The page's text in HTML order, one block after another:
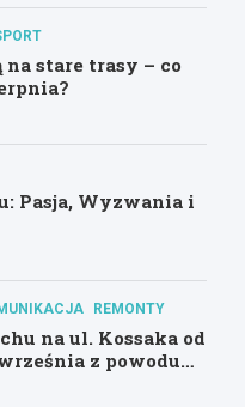
stare trasy – co
Pasja, Wyzwania i
REMONTY
na ul. Kossaka od
z powodu